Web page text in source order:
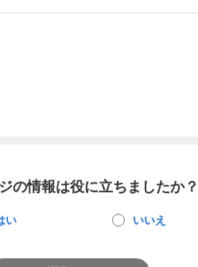
の情報は役に立ちましたか？
い いいえ